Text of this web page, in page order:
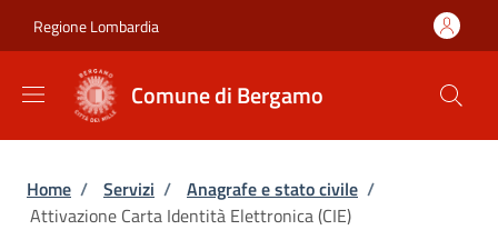
Regione Lombardia
Comune di Bergamo
Briciole di pane
Home / Servizi / Anagrafe e stato civile /
Attivazione Carta Identità Elettronica (CIE)